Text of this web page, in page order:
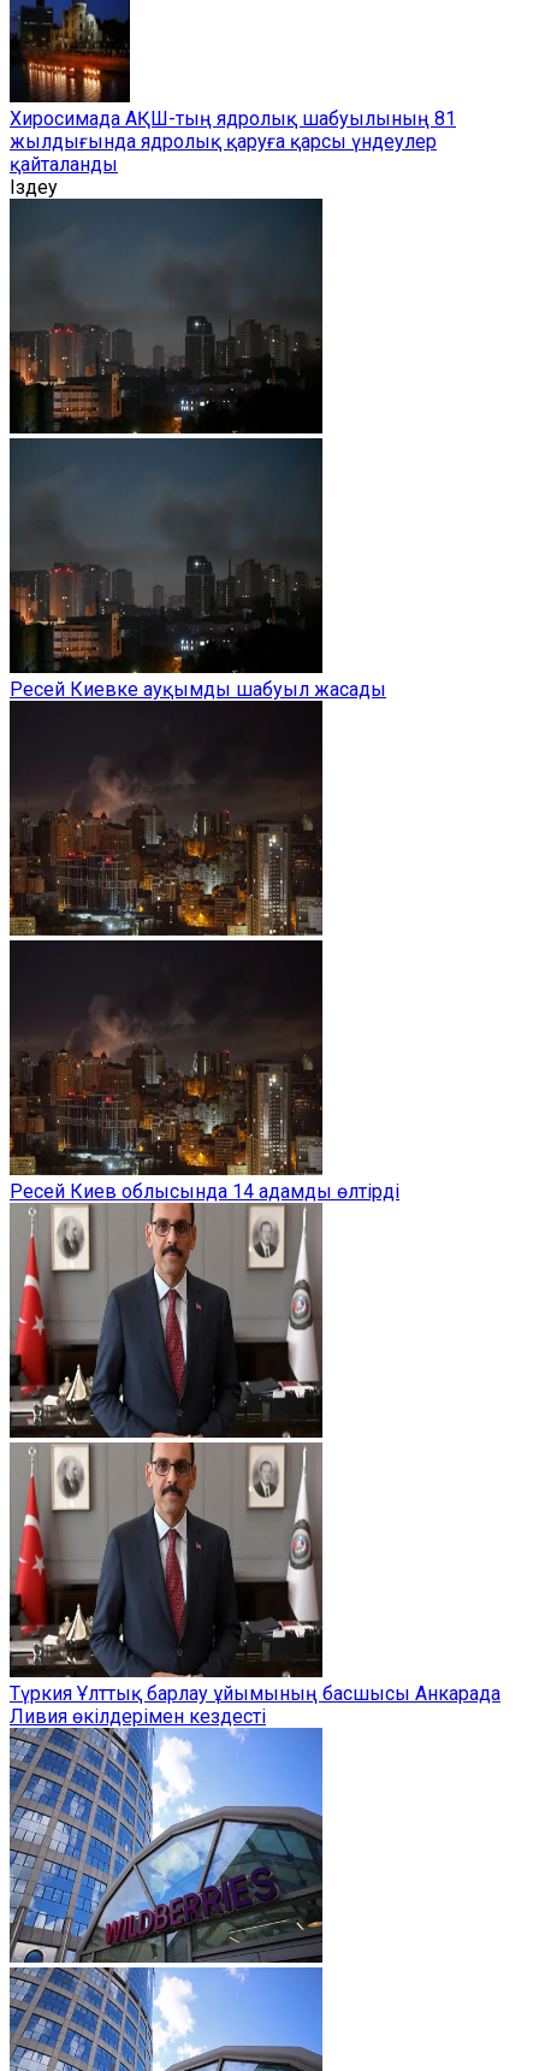
Хиросимада АҚШ-тың ядролық шабуылының 81
жылдығында ядролық қаруға қарсы үндеулер
қайталанды
Іздеу
Ресей Киевке ауқымды шабуыл жасады
Ресей Киев облысында 14 адамды өлтірді
Түркия Ұлттық барлау ұйымының басшысы Анкарада
Ливия өкілдерімен кездесті